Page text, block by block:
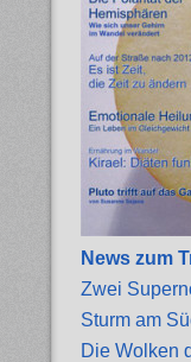
News zum
Zwei
Sturm am
Die Wolken